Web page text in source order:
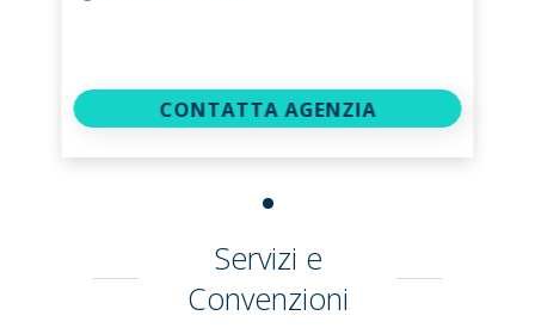
CONTATTA AGENZIA
Servizi e
Convenzioni